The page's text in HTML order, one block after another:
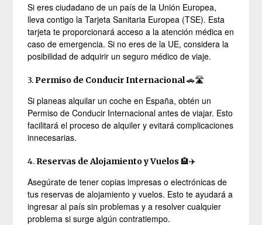
Si eres ciudadano de un país de la Unión Europea,
lleva contigo la Tarjeta Sanitaria Europea (TSE). Esta
tarjeta te proporcionará acceso a la atención médica en
caso de emergencia. Si no eres de la UE, considera la
posibilidad de adquirir un seguro médico de viaje.
3.Permiso de Conducir Internacional🚗🛣️
Si planeas alquilar un coche en España, obtén un
Permiso de Conducir Internacional antes de viajar. Esto
facilitará el proceso de alquiler y evitará complicaciones
innecesarias.
4. Reservas de Alojamiento y Vuelos 🏨✈️
Asegúrate de tener copias impresas o electrónicas de
tus reservas de alojamiento y vuelos. Esto te ayudará a
ingresar al país sin problemas y a resolver cualquier
problema si surge algún contratiempo.